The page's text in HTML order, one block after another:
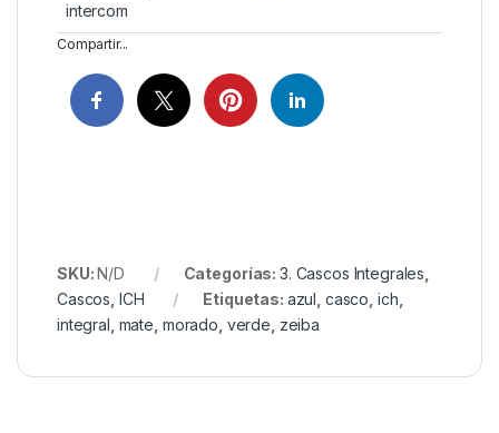
intercom
Compartir...
SKU:N/D Categorías: 3. Cascos Integrales
Cascos ICH Etiquetas: azul casco ich
integral mate morado verde zeiba